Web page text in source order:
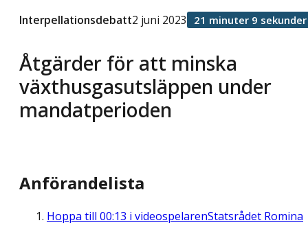
Åtgärder för att minska
växthusgasutsläppen under
mandatperioden
Interpellationsdebatt2 juni 2023 21 minuter 9 sekunder
Anförandelista
Hoppa till 00:13 i videospelarenStatsrådet Romina